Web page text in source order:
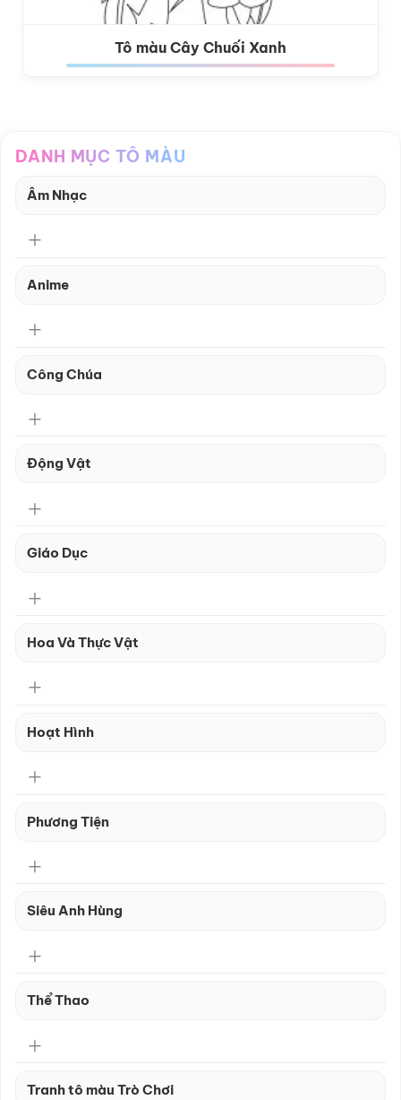
Tô màu Cây Chuối Xanh
DANH MỤC TÔ MÀU
Âm Nhạc
Anime
Công Chúa
Động Vật
Giáo Dục
Hoa Và Thực Vật
Hoạt Hình
Phương Tiện
Siêu Anh Hùng
Thể Thao
Tranh tô màu Trò Chơi